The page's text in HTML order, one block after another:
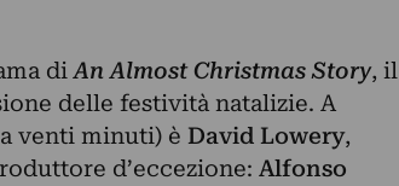
di An Almost Christmas Story, il
delle festività natalizie. A
venti minuti) è David Lowery,
d’eccezione: Alfonso